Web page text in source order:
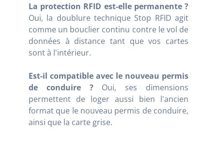
La protection RFID est-elle permanente ?
Oui, la doublure technique Stop RFID agit
comme un bouclier continu contre le vol de
données à distance tant que vos cartes
sont à l'intérieur.
Est-il compatible avec le nouveau permis
de conduire ?Oui, ses dimensions
permettent de loger aussi bien l'ancien
format que le nouveau permis de conduire,
ainsi que la carte grise.